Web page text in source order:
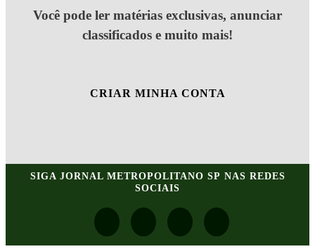
Você pode ler matérias exclusivas, anunciar
classificados e muito mais!
CRIAR MINHA CONTA
SIGA JORNAL METROPOLITANO SP NAS REDES
SOCIAIS